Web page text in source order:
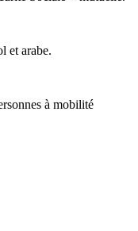
et arabe.
à mobilité